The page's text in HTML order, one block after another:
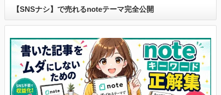
【SNSナシ】で売れるnoteテーマ完全公開